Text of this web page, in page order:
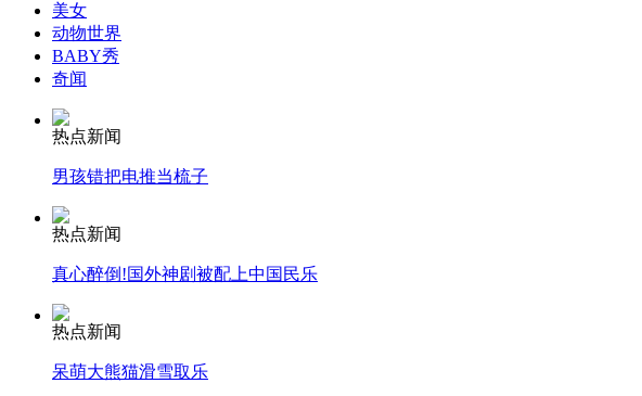
消防员救轻生者
纽约上演“枕头大战”
司机酒驾遇交警 急速倒车逃窜
美女
动物世界
BABY秀
奇闻
热点新闻
男孩错把电推当梳子
热点新闻
真心醉倒!国外神剧被配上中国民乐
热点新闻
呆萌大熊猫滑雪取乐